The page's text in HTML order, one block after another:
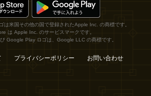
は米国その他の国で登録されたApple Inc. の商標です。
は Apple Inc. のサービスマークです。
Google Play ロゴは、Google LLC の商標です。
プライバシーポリシー お問い合わせ